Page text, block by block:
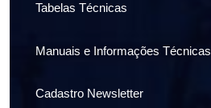
Tabelas Técnicas
Manuais e Informações Técnicas
Cadastro Newsletter